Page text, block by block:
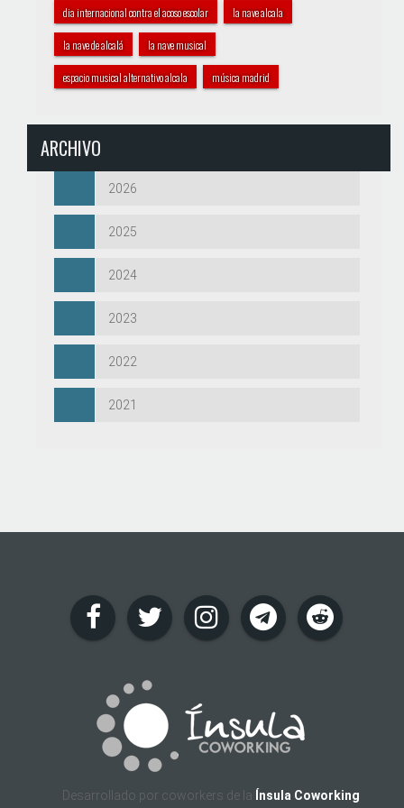
dia internacional contra el acoso escolar la nave alcala
la nave de alcalá la nave musical
espacio musical alternativo alcala música madrid
ARCHIVO
2026
2025
2024
2023
2022
2021
Desarrollado por coworkers de la Ínsula Coworking